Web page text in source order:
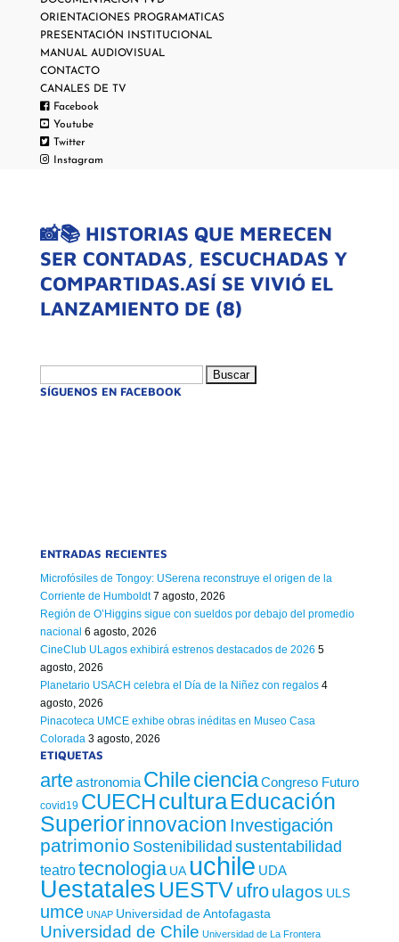
ORIENTACIONES PROGRAMATICAS
PRESENTACIÓN INSTITUCIONAL
MANUAL AUDIOVISUAL
CONTACTO
CANALES DE TV
Facebook
Youtube
Twitter
Instagram
📸📚 HISTORIAS QUE MERECEN
SER CONTADAS, ESCUCHADAS Y
COMPARTIDAS.ASÍ SE VIVIÓ EL
LANZAMIENTO DE (8)
SÍGUENOS EN FACEBOOK
ENTRADAS RECIENTES
Microfósiles de Tongoy: USerena reconstruye el origen de la
Corriente de Humboldt 7 agosto, 2026
Región de O’Higgins sigue con sueldos por debajo del promedio
nacional 6 agosto, 2026
CineClub ULagos exhibirá estrenos destacados de 2026 5
agosto, 2026
Planetario USACH celebra el Día de la Niñez con regalos 4
agosto, 2026
Pinacoteca UMCE exhibe obras inéditas en Museo Casa
Colorada 3 agosto, 2026
ETIQUETAS
arteastronomia Chileciencia Congreso Futuro
covid19 CUECHculturaEducación
Superiorinnovacion Investigación
patrimonio Sostenibilidad sustentabilidad
teatrotecnologia UA uchile UDA
Uestatales UESTVufroulagos ULS
umce UNAP Universidad de Antofagasta
Universidad de Chile Universidad de La Frontera